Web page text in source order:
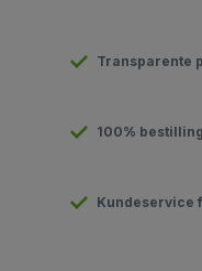
Transparente
100%
Kundeservice